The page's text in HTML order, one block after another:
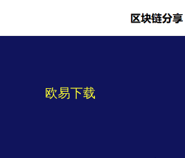
欧易下载